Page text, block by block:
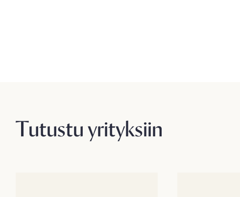
Tutustu yrityksiin